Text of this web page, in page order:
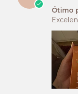
Ótimo